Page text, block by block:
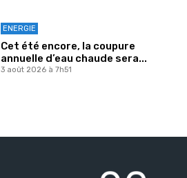
ENERGIE
Cet été encore, la coupure
annuelle d’eau chaude sera...
3 août 2026 à 7h51